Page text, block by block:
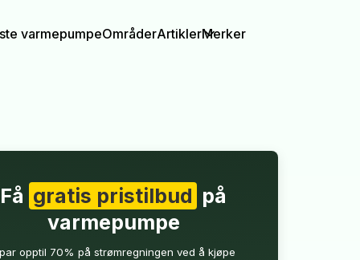
varmepumpeOmråderArtiklerMerker
Få gratis pristilbud på
varmepumpe
opptil 70% på strømregningen ved å kjøpe